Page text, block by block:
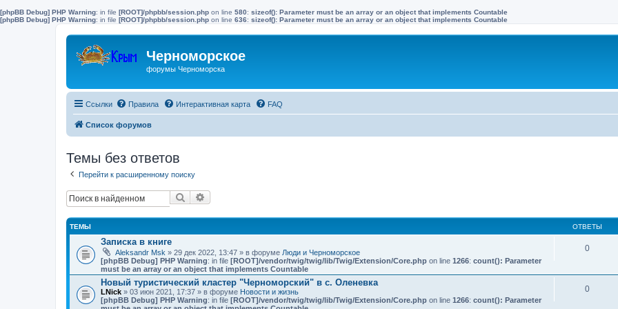
[phpBB Debug] PHP Warning: in file [ROOT]/phpbb/session.php on line 580: sizeof(): Parameter must be an array or an object that implements Countable
[phpBB Debug] PHP Warning: in file [ROOT]/phpbb/session.php on line 636: sizeof(): Parameter must be an array or an object that implements Countable
Черноморское
форумы Черноморска
Ссылки Правила Интерактивная карта FAQ
Список форумов
Темы без ответов
Перейти к расширенному поиску
Поиск
ТЕМЫ ОТВЕТЫ
Записка в книге
Aleksandr Msk » 29 дек 2022, 13:47 » в форуме Люди и Черноморское
[phpBB Debug] PHP Warning: in file [ROOT]/vendor/twig/twig/lib/Twig/Extension/Core.php on line 1266: count(): Parameter
must be an array or an object that implements Countable
0
Новый туристический кластер "Черноморский" в с. Оленевка
LNick » 03 июн 2021, 17:37 » в форуме Новости и жизнь
[phpBB Debug] PHP Warning: in file [ROOT]/vendor/twig/twig/lib/Twig/Extension/Core.php on line 1266: count(): Parameter
0